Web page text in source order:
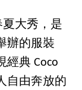
夏大秀，是
辦的服裝
經典 Coco
自由奔放的